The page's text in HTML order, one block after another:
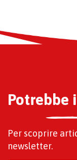
Potrebbe
Per scoprire
newsletter.